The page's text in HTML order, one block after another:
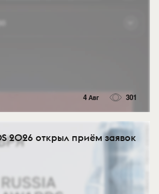
4 Авг 301
2026 открыл приём заявок